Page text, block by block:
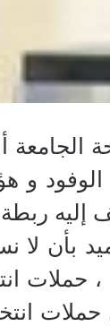
و
إليه
بأن لا